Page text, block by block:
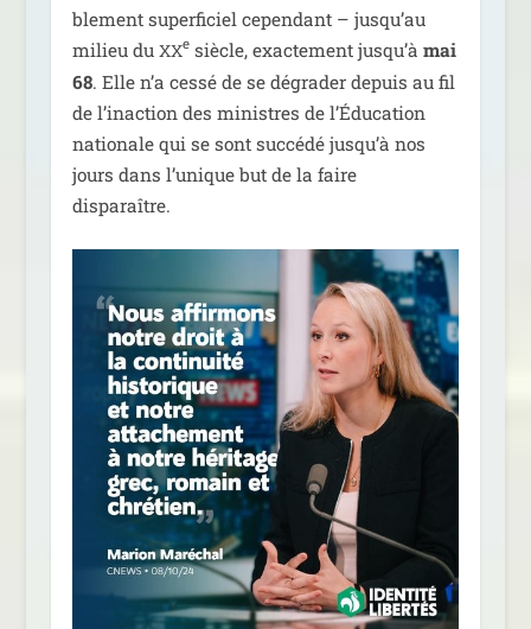
ble­ment super­fi­ciel cepen­dant – jusqu’au
milieu du XXesiècle, exac­te­ment jusqu’à mai
68. Elle n’a ces­sé de se dégra­der depuis au fil
de l’inaction des ministres de l’Éducation
natio­nale qui se sont suc­cé­dé jusqu’à nos
jours dans l’unique but de la faire
disparaître.